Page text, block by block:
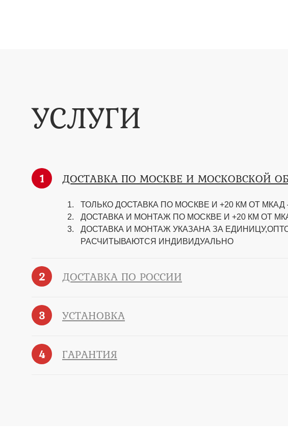
УСЛУГИ
1 ДОСТАВКА ПО МОСКВЕ И МОСКОВСКОЙ
ТОЛЬКО ДОСТАВКА ПО МОСКВЕ И +20 КМ ОТ МКАД
ДОСТАВКА И МОНТАЖ ПО МОСКВЕ И +20 КМ ОТ
ДОСТАВКА И МОНТАЖ УКАЗАНА ЗА
РАСЧИТЫВАЮТСЯ ИНДИВИДУАЛЬНО
2 ДОСТАВКА ПО РОССИИ
3 УСТАНОВКА
4 ГАРАНТИЯ